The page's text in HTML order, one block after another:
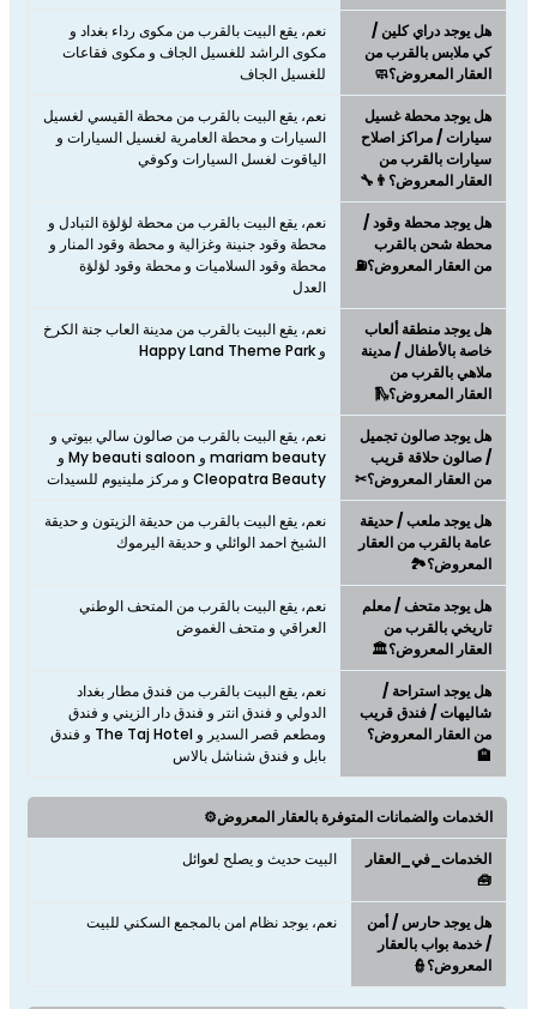
هل يوجد دراي كلين /
كي ملابس بالقرب من
العقار المعروض؟🧼
نعم، يقع البيت بالقرب من مكوى رداء بغداد و
مكوى الراشد للغسيل الجاف و مكوى فقاعات
للغسيل الجاف
هل يوجد محطة غسيل
سيارات / مراكز اصلاح
سيارات بالقرب من
العقار المعروض؟👨‍🔧
نعم، يقع البيت بالقرب من محطة القيسي لغسيل
السيارات و محطة العامرية لغسيل السيارات و
الياقوت لغسل السيارات وكوفي
هل يوجد محطة وقود /
محطة شحن بالقرب
من العقار المعروض؟⛽
نعم، يقع البيت بالقرب من محطة لؤلؤة التبادل و
محطة وقود جنينة وغزالية و محطة وقود المنار و
محطة وقود السلاميات و محطة وقود لؤلؤة
العدل
هل يوجد منطقة ألعاب
خاصة بالأطفال / مدينة
ملاهي بالقرب من
العقار المعروض؟🛝
نعم، يقع البيت بالقرب من مدينة العاب جنة الكرخ
و Happy Land Theme Park
هل يوجد صالون تجميل
/ صالون حلاقة قريب
من العقار المعروض؟✂
نعم، يقع البيت بالقرب من صالون سالي بيوتي و
mariam beauty و My beauti saloon و
Cleopatra Beauty و مركز ملينيوم للسيدات
هل يوجد ملعب / حديقة
عامة بالقرب من العقار
المعروض؟🏞️
نعم، يقع البيت بالقرب من حديقة الزيتون و حديقة
الشيخ احمد الوائلي و حديقة اليرموك
هل يوجد متحف / معلم
تاريخي بالقرب من
العقار المعروض؟🏛️
نعم، يقع البيت بالقرب من المتحف الوطني
العراقي و متحف الغموض
هل يوجد استراحة /
شاليهات / فندق قريب
من العقار المعروض؟
🏨
نعم، يقع البيت بالقرب من فندق مطار بغداد
الدولي و فندق انتر و فندق دار الزيني و فندق
ومطعم قصر السدير و The Taj Hotel و فندق
بابل و فندق شناشل بالاس
الخدمات والضمانات المتوفرة بالعقار المعروض⚙️
الخدمات_في_العقار
🧰
البيت حديث و يصلح لعوائل
هل يوجد حارس / أمن
/ خدمة بواب بالعقار
المعروض؟👮
نعم، يوجد نظام امن بالمجمع السكني للبيت